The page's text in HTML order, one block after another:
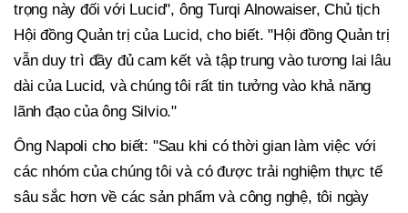
trọng này đối với Lucid", ông Turqi Alnowaiser, Chủ tịch
Hội đồng Quản trị của Lucid, cho biết. "Hội đồng Quản trị
vẫn duy trì đầy đủ cam kết và tập trung vào tương lai lâu
dài của Lucid, và chúng tôi rất tin tưởng vào khả năng
lãnh đạo của ông Silvio."
Ông Napoli cho biết: "Sau khi có thời gian làm việc với
các nhóm của chúng tôi và có được trải nghiệm thực tế
sâu sắc hơn về các sản phẩm và công nghệ, tôi ngày